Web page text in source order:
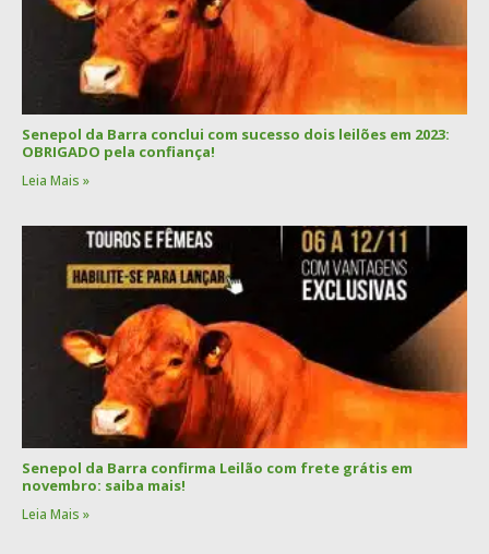
Senepol da Barra conclui com sucesso dois leilões em 2023:
OBRIGADO pela confiança!
Leia Mais »
Senepol da Barra confirma Leilão com frete grátis em
novembro: saiba mais!
Leia Mais »